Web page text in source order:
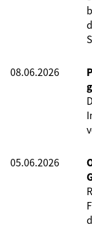
08.06.2026
05.06.2026